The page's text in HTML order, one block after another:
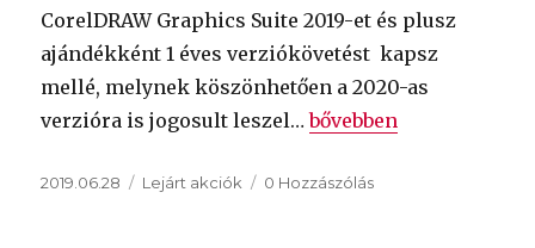
CorelDRAW Graphics Suite 2019-et és plusz
ajándékként 1 éves verziókövetést kapsz
mellé, melynek köszönhetően a 2020-as
verzióra is jogosult leszel…„CorelDRAW Graphics
bővebben
Közzétéve
2019.06.28 Kategória
Lejárt akciók 0 Hozzászólás